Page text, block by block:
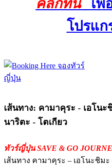
คลิ๊กที่นี่
เพื่
โปรแก
เส้นทาง: คามาคุระ - เอโน
นาริตะ - โตเกียว
ทัวร์ญี่ปุ่น SAVE & GO
เส้นทาง คามาคุระ – เอโนะชิม